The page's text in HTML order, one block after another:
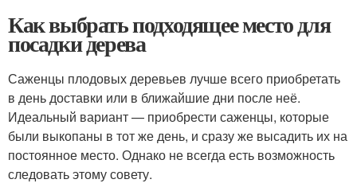
Как выбрать подходящее место для
посадки дерева
Саженцы плодовых деревьев лучше всего приобретать
в день доставки или в ближайшие дни после неё.
Идеальный вариант — приобрести саженцы, которые
были выкопаны в тот же день, и сразу же высадить их на
постоянное место. Однако не всегда есть возможность
следовать этому совету.